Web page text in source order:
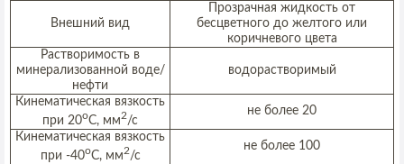
Внешний вид
Прозрачная жидкость от
бесцветного до желтого или
коричневого цвета
Растворимость в
минерализованной воде/
нефти
водорастворимый
Кинематическая вязкость
при 20оС, мм2/с
не более 20
Кинематическая вязкость
при -40оС, мм2/с
не более 100